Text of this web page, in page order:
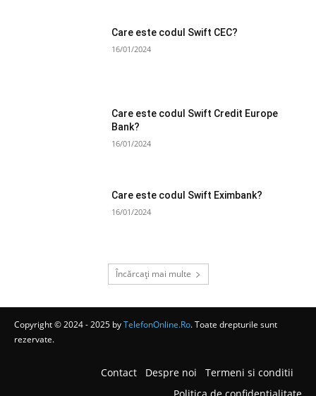
Care este codul Swift CEC?
16/01/2024
Care este codul Swift Credit Europe
Bank?
16/01/2024
Care este codul Swift Eximbank?
16/01/2024
Încărcați mai multe
Copyright © 2024 - 2025 byTelefonOnline.Ro. Toate drepturile sunt
rezervate.
Contact Despre noi
Termeni si conditii